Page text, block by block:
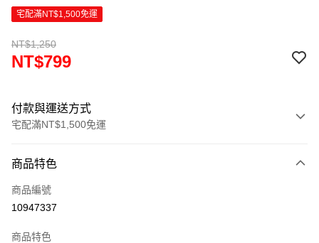
宅配滿NT$1,500免運
NT$1,250
NT$799
付款與運送方式
宅配滿NT$1,500免運
信用卡一次付款
LINE Pay
商品特色
商品編號
10947337
商品特色